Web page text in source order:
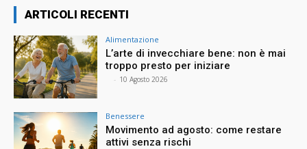
ARTICOLI RECENTI
Alimentazione
L’arte di invecchiare bene: non è mai
troppo presto per iniziare
- 10 Agosto 2026
Benessere
Movimento ad agosto: come restare
attivi senza rischi